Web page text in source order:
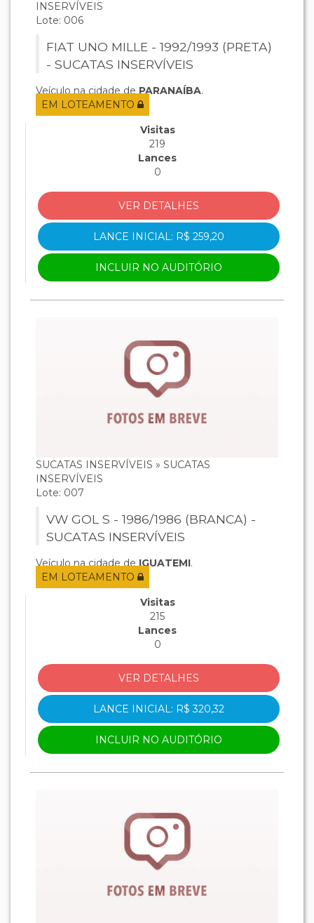
INSERVÍVEIS
Lote: 006
FIAT UNO MILLE - 1992/1993 (PRETA)
- SUCATAS INSERVÍVEIS
Veículo na cidade dePARANAÍBA.
EM LOTEAMENTO
Visitas
219
Lances
0
VER DETALHES
LANCE INICIAL: R$ 259,20
INCLUIR NO AUDITÓRIO
SUCATAS INSERVÍVEIS » SUCATAS
INSERVÍVEIS
Lote: 007
VW GOL S - 1986/1986 (BRANCA) -
SUCATAS INSERVÍVEIS
Veículo na cidade deIGUATEMI.
EM LOTEAMENTO
Visitas
215
Lances
0
VER DETALHES
LANCE INICIAL: R$ 320,32
INCLUIR NO AUDITÓRIO